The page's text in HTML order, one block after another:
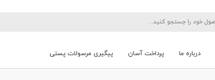
درباره ما پرداخت آسان پیگیری مرسولات پستی